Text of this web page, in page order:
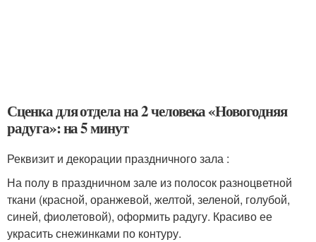
Сценка для отдела на 2 человека «Новогодняя
радуга»: на 5 минут
Реквизит и декорации праздничного зала :
На полу в праздничном зале из полосок разноцветной
ткани (красной, оранжевой, желтой, зеленой, голубой,
синей, фиолетовой), оформить радугу. Красиво ее
украсить снежинками по контуру.